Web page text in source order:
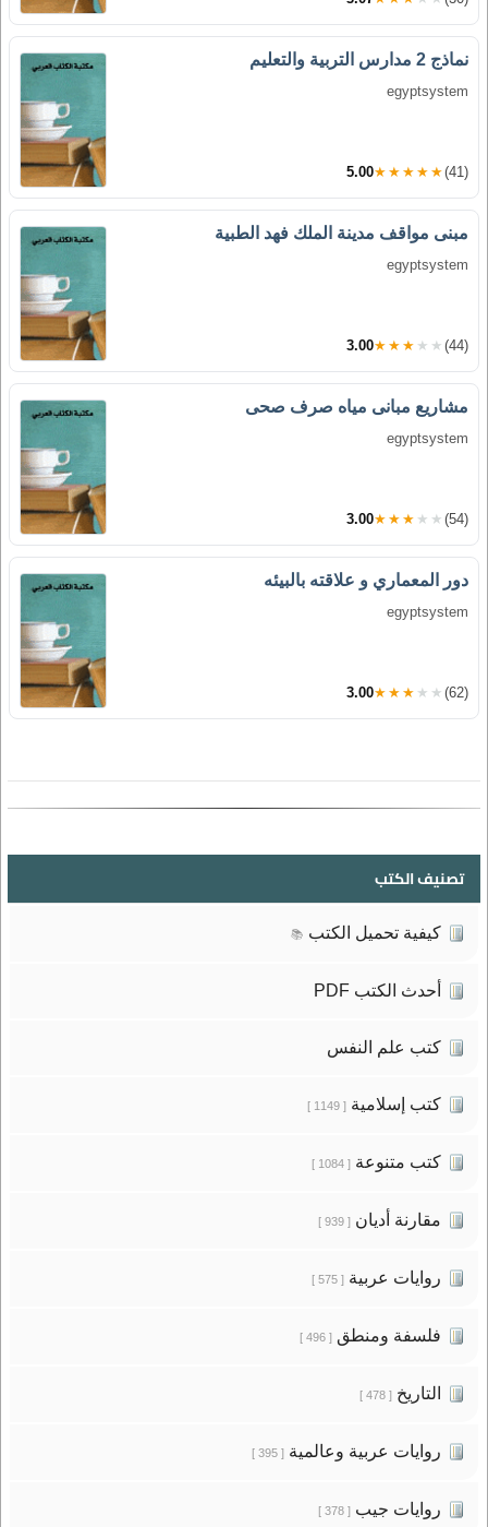
نماذج 2 مدارس التربية والتعليم
egyptsystem
5.00★★★★★(41)
مبنى مواقف مدينة الملك فهد الطبية
egyptsystem
3.00★★★★★ (44)
مشاريع مبانى مياه صرف صحى
egyptsystem
3.00★★★★★ (54)
دور المعماري و علاقته بالبيئه
egyptsystem
3.00★★★★★ (62)
تصنيف الكتب
كيفية تحميل الكتب 📚
أحدث الكتب PDF
كتب علم النفس
كتب إسلامية[ 1149 ]
كتب متنوعة[ 1084 ]
مقارنة أديان[ 939 ]
روايات عربية[ 575 ]
فلسفة ومنطق[ 496 ]
التاريخ[ 478 ]
روايات عربية وعالمية[ 395 ]
روايات جيب[ 378 ]